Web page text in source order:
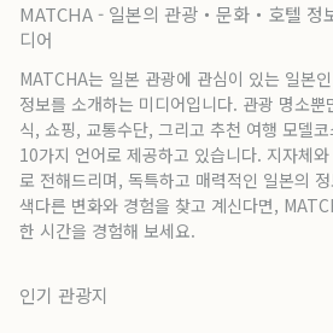
MATCHA - 일본의 관광・문화・호텔 정
디어
MATCHA는 일본 관광에 관심이 있는 일본
정보를 소개하는 미디어입니다. 관광 명소
식, 쇼핑, 교통수단, 그리고 추천 여행 모델
10가지 언어로 제공하고 있습니다. 지자체
로 전해드리며, 독특하고 매력적인 일본의
색다른 변화와 경험을 찾고 계신다면,
한 시간을 경험해 보세요.
인기 관광지